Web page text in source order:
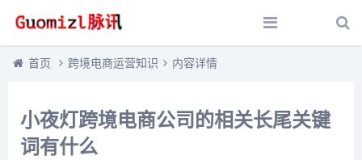
首页 跨境电商运营知识 内容详情
小夜灯跨境电商公司的相关长尾关键
词有什么